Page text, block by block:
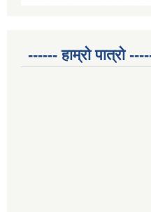
------ हाम्रो पात्रो